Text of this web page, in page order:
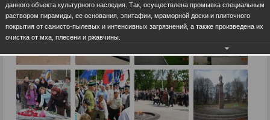
данного объекта культурного наследия. Так, осуществлена промывка специальным
раствором пирамиды, ее основания, эпитафии, мраморной доски и плиточного
покрытия от сажисто-пылевых и интенсивных загрязнений, а также произведена их
очистка от мха, плесени и ржавчины.